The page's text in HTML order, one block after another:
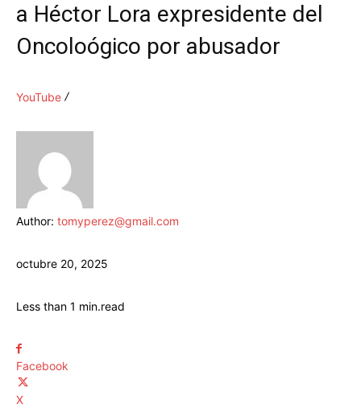
a Héctor Lora expresidente del
Oncoloógico por abusador
YouTube
Author: tomyperez@gmail.com
octubre 20, 2025
Less than 1 min.read
Facebook
X